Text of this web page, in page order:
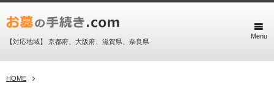
【対応地域】 京都府、大阪府、滋賀県、奈良県
Menu
HOME